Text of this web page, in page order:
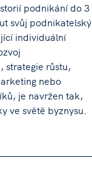
podnikání do 3
svůj podnikatelský
individuální
strategie růstu,
nebo
je navržen tak,
ve světě byznysu.